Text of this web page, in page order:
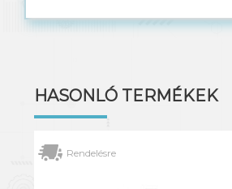
HASONLÓ TERMÉKEK
Rendelésre